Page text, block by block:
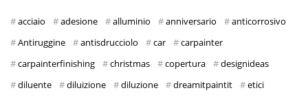
acciaio adesione alluminio anniversario
anticorrosivo
Antiruggine
antisdrucciolo car
carpainter
carpainterfinishing
christmas copertura
designideas
diluente
diluizione diluzione dreamitpaintit
etici